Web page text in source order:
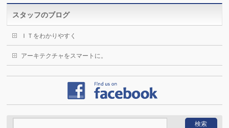
スタッフのブログ
ＩＴをわかりやすく
アーキテクチャをスマートに。